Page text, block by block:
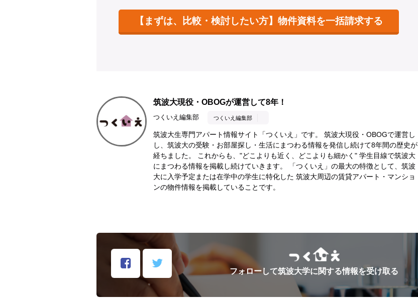
【まずは、比較・検討したい方】物件資料を一括請求する
筑波大現役・OBOGが運営して8年！
つくいえ編集部 つくいえ編集部
筑波大生専門アパート情報サイト「つくいえ」です。 筑波大現役・OBOGで運営し
し、筑波大の受験・お部屋探し・生活にまつわる情報を発信し続けて8年間の歴史が
経ちました。 これからも、"どこよりも近く、どこよりも細かく" 学生目線で筑波大
にまつわる情報を掲載し続けていきます。 「つくいえ」の最大の特徴として、筑波
大に入学予定または在学中の学生に特化した 筑波大周辺の賃貸アパート・マンショ
ンの物件情報を掲載していることです。
フォローして筑波大学に関する情報を受け取る